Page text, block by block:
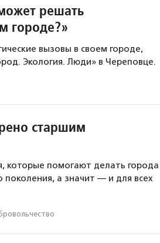
решать
городе?»
вызовы в своем городе,
Экология. Люди» в Череповце.
старшим
которые помогают делать города
а значит — и для всех